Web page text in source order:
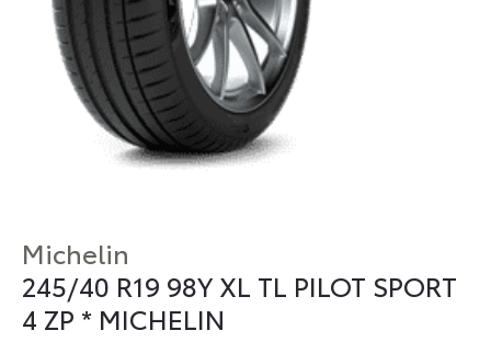
Michelin
245/40 R19 98Y XL TL PILOT SPORT
4 ZP * MICHELIN